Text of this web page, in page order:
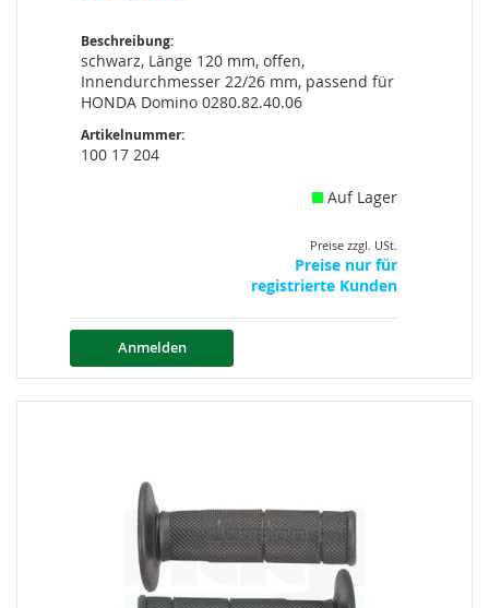
Beschreibung:
schwarz, Länge 120 mm, offen,
Innendurchmesser 22/26 mm, passend für
HONDA Domino 0280.82.40.06
Artikelnummer:
100 17 204
Auf Lager
Preise zzgl. USt.
Preise nur für
registrierte Kunden
Anmelden